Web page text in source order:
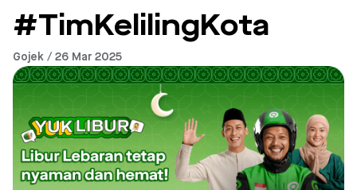
#TimKelilingKota
Gojek / 26 Mar 2025